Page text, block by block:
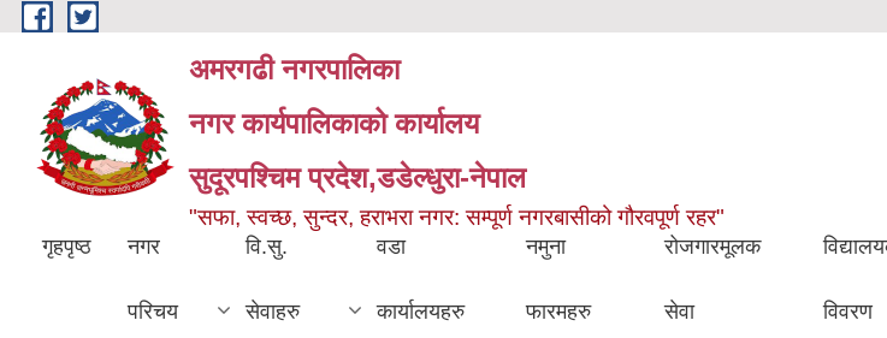
Skip to main content
अमरगढी नगरपालिका
नगर कार्यपालिकाको कार्यालय
सुदूरपश्चिम प्रदेश,डडेल्धुरा-नेपाल
"सफा, स्वच्छ, सुन्दर, हराभरा नगर: सम्पूर्ण नगरबासीको गौरवपूर्ण रहर"
गृहपृष्ठ नगर
परिचय
वि.सु.
सेवाहरु
वडा
कार्यालयहरु
नमुना
फारमहरु
रोजगारमूलक
सेवा विवरण